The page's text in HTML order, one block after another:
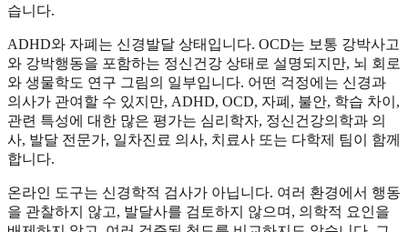
습니다.
ADHD와 자폐는 신경발달 상태입니다. OCD는 보통 강박사고
와 강박행동을 포함하는 정신건강 상태로 설명되지만, 뇌 회로
와 생물학도 연구 그림의 일부입니다. 어떤 걱정에는 신경과
의사가 관여할 수 있지만, ADHD, OCD, 자폐, 불안, 학습 차이,
관련 특성에 대한 많은 평가는 심리학자, 정신건강의학과 의
사, 발달 전문가, 일차진료 의사, 치료사 또는 다학제 팀이 함께
합니다.
온라인 도구는 신경학적 검사가 아닙니다. 여러 환경에서 행동
을 관찰하지 않고, 발달사를 검토하지 않으며, 의학적 요인을